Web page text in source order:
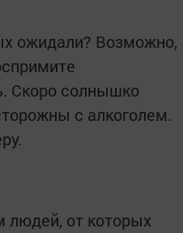
ожидали? Возможно,
Скоро солнышко
с алкоголем.
людей, от которых